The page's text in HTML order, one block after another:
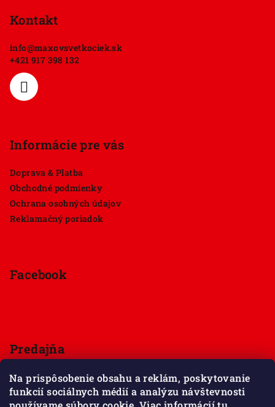
Na prispôsobenie obsahu a reklám, poskytovanie
funkcií sociálnych médií a analýzu návštevnosti
Kontakt
info@maxovsvetkociek.sk
+421 917 398 132
Informácie pre vás
Doprava & Platba
Obchodné podmienky
Ochrana osobných údajov
Reklamačný poriadok
Facebook
Predajňa
Štúrova 33, 949 01 Nitra
Pondelok - Sobota 9:00 - 18:00
Nedeľa - zatvorené